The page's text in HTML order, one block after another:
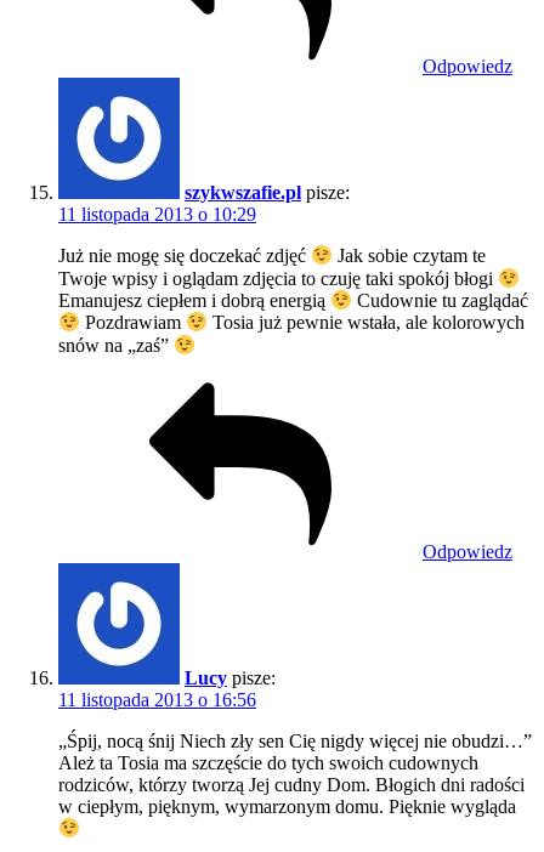
Odpowiedz
szykwszafie.pl pisze:
11 listopada 2013 o 10:29
Już nie mogę się doczekać zdjęć
Jak sobie czytam te
Twoje wpisy i oglądam zdjęcia to czuję taki spokój błogi
Emanujesz ciepłem i dobrą energią
Cudownie tu zaglądać
Pozdrawiam
Tosia już pewnie wstała, ale kolorowych
snów na „zaś”
Odpowiedz
Lucy pisze:
11 listopada 2013 o 16:56
„Śpij, nocą śnij Niech zły sen Cię nigdy więcej nie obudzi…”
Ależ ta Tosia ma szczęście do tych swoich cudownych
rodziców, którzy tworzą Jej cudny Dom. Błogich dni radości
w ciepłym, pięknym, wymarzonym domu. Pięknie wygląda